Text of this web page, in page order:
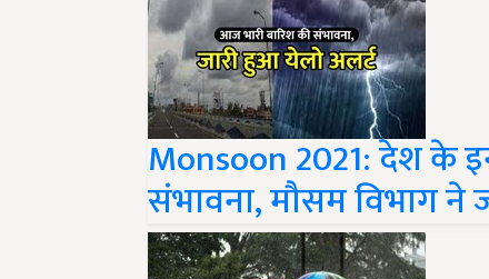
Monsoon 2021: देश के
संभावना, मौसम विभाग ने